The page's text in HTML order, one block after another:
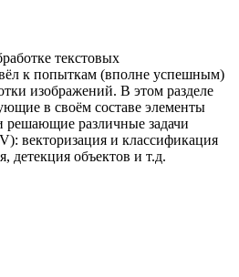
текстовых
к попыткам (вполне успешным)
изображений. В этом разделе
в своём составе элементы
решающие различные задачи
векторизация и классификация
детекция объектов и т.д.